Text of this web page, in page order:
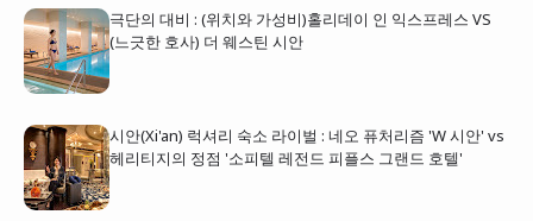
극단의 대비 : (위치와 가성비)홀리데이 인 익스프레스 VS
(느긋한 호사) 더 웨스틴 시안
시안(Xi'an) 럭셔리 숙소 라이벌 : 네오 퓨처리즘 'W 시안' vs
헤리티지의 정점 '소피텔 레전드 피플스 그랜드 호텔'